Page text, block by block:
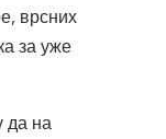
врсних
за уже
да на